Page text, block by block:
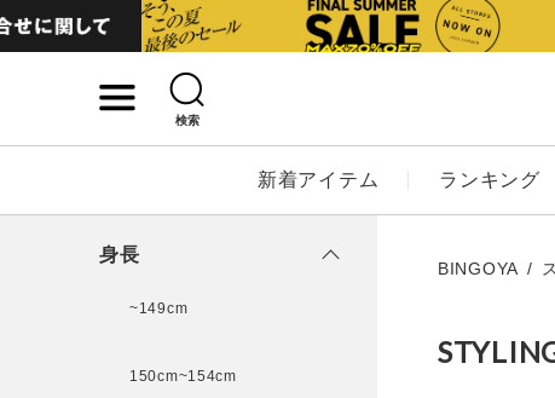
検索
新着アイテム ランキング
キーワード
身長
~149cm
150cm~154cm
BINGOYA